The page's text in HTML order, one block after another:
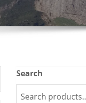
Search